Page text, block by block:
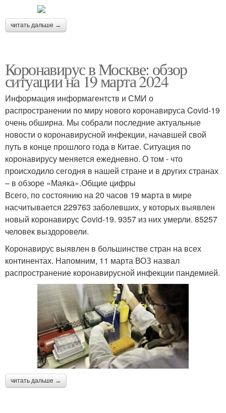
читать дальше →
Коронавирус в Москве: обзор
ситуации на 19 марта 2024
Информация информагентств и СМИ о
распространении по миру нового коронавируса Covid-19
очень обширна. Мы собрали последние актуальные
новости о коронавирусной инфекции, начавшей свой
путь в конце прошлого года в Китае. Ситуация по
коронавирусу меняется ежедневно. О том - что
происходило сегодня в нашей стране и в других странах
– в обзоре «Маяка».Общие цифры
Всего, по состоянию на 20 часов 19 марта в мире
насчитывается 229763 заболевших, у которых выявлен
новый коронавирус Covid-19. 9357 из них умерли. 85257
человек выздоровели.
Коронавирус выявлен в большинстве стран на всех
континентах. Напомним, 11 марта ВОЗ назвал
распространение коронавирусной инфекции пандемией.
читать дальше →